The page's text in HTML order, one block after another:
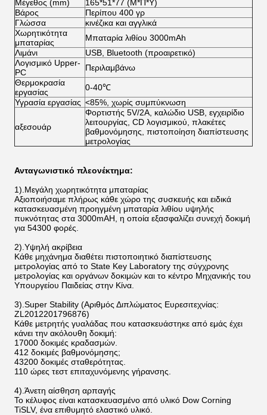
Μέγεθος (mm)
165*51*77 (Μ*Π*Υ)
Βάρος
Περίπου 400 γρ
Γλώσσα
κινέζικα και αγγλικά
Χωρητικότητα
μπαταρίας
Μπαταρία λιθίου 3000mAh
Λιμάνι
USB, Bluetooth (προαιρετικό)
Λογισμικό Upper-
PC
Περιλαμβάνω
Θερμοκρασία
εργασίας
0-40℃
Υγρασία εργασίας <85%, χωρίς συμπύκνωση
αξεσουάρ
Φορτιστής 5V/2A, καλώδιο USB, εγχειρίδιο
λειτουργίας, CD λογισμικού, πλακέτες
βαθμονόμησης, πιστοποίηση διαπίστευσης
μετρολογίας
Ανταγωνιστικό πλεονέκτημα:
1).Μεγάλη χωρητικότητα μπαταρίας
Αξιοποιήσαμε πλήρως κάθε χώρο της συσκευής και ειδικά
κατασκευασμένη προηγμένη μπαταρία λιθίου υψηλής
πυκνότητας στα 3000mAH, η οποία εξασφαλίζει συνεχή δοκιμή
για 54300 φορές.
2).Υψηλή ακρίβεια
Κάθε μηχάνημα διαθέτει πιστοποιητικό διαπίστευσης
μετρολογίας από το State Key Laboratory της σύγχρονης
μετρολογίας και οργάνων δοκιμών και το κέντρο Μηχανικής του
Υπουργείου Παιδείας στην Κίνα.
3).Super Stability (Αριθμός Διπλώματος Ευρεσιτεχνίας:
ZL2012201796876)
Κάθε μετρητής γυαλάδας που κατασκευάστηκε από εμάς έχει
κάνει την ακόλουθη δοκιμή:
17000 δοκιμές κραδασμών.
412 δοκιμές βαθμονόμησης;
43200 δοκιμές σταθερότητας.
110 ώρες τεστ επιταχυνόμενης γήρανσης.
4).Άνετη αίσθηση αρπαγής
Το κέλυφος είναι κατασκευασμένο από υλικό Dow Corning
TiSLV, ένα επιθυμητό ελαστικό υλικό.